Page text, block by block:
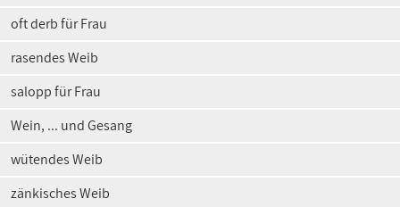
oft derb für Frau
rasendes Weib
salopp für Frau
Wein, ... und Gesang
wütendes Weib
zänkisches Weib